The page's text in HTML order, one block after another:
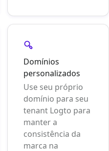
Domínios
personalizados
Use seu próprio
domínio para seu
tenant Logto para
manter a
consistência da
marca na